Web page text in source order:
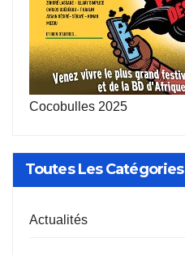
Cocobulles 2025
Toutes Les Catégories
Actualités